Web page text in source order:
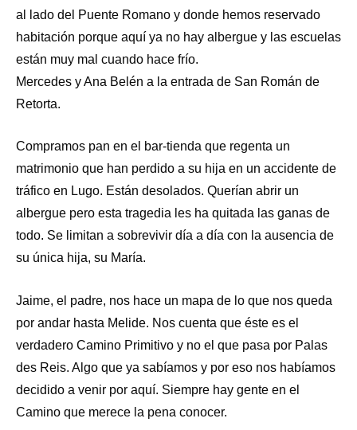
al lado del Puente Romano y donde hemos reservado
habitación porque aquí ya no hay albergue y las escuelas
están muy mal cuando hace frío.
Mercedes y Ana Belén a la entrada de San Román de
Retorta.
Compramos pan en el bar-tienda que regenta un
matrimonio que han perdido a su hija en un accidente de
tráfico en Lugo. Están desolados. Querían abrir un
albergue pero esta tragedia les ha quitada las ganas de
todo. Se limitan a sobrevivir día a día con la ausencia de
su única hija, su María.
Jaime, el padre, nos hace un mapa de lo que nos queda
por andar hasta Melide. Nos cuenta que éste es el
verdadero Camino Primitivo y no el que pasa por Palas
des Reis. Algo que ya sabíamos y por eso nos habíamos
decidido a venir por aquí. Siempre hay gente en el
Camino que merece la pena conocer.